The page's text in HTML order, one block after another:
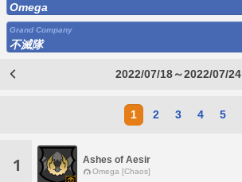
Omega
Grand Company
不滅隊
2022/07/18～2022/07/24
1 2 3 4 5
1 Ashes of Aesir
Omega [Chaos]